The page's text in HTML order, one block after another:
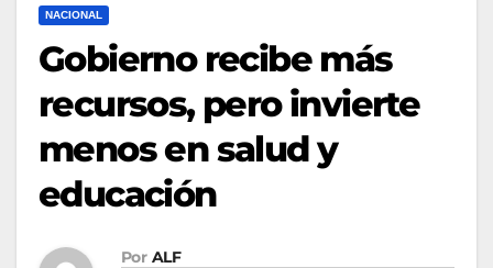
NACIONAL
Gobierno recibe más
recursos, pero invierte
menos en salud y
educación
Por ALF